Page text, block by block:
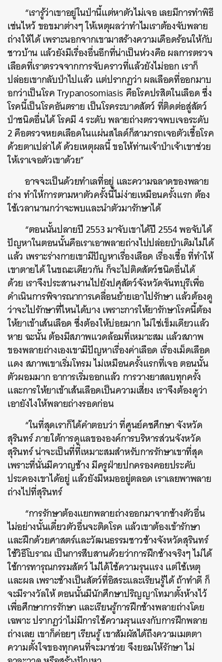
“เรารู้ว่าเขาอยู่ในป่านี้แต่หาตัวไม่เจอ เลยมีการทำพิธี
เซ่นไหว้ ขอขมาต่างๆ ให้เหตุผลว่าทำไมเราต้องจับพลาย
ถ่างให้ได้ เพราะนอกจากเขามาสร้างความเดือดร้อนให้กับ
ชาวบ้าน แล้วยังมีเรื่องอื่นอีกที่น่าเป็นห่วงคือ ผลการตรวจ
เลือดที่เราตรวจจากการจับคราวที่แล้วยังไม่ออก เราก็
ปล่อยเขากลับป่าไปแล้ว แต่ปรากฏว่า ผลเลือดที่ออกมาบ
อกว่าเป็นโรค Trypanosomiasis คือโรคปรสิตในเลือด ซึ่ง
โรคนี้เป็นโรคอันตราย เป็นโรคระบาดสัตว์ ที่ติดต่อสู่สัตว์
ป่าชนิดอื่นได้ โรคมี 4 ระดับ พลายถ่างตรวจพบเจอระดับ
2 คือตรวจหยดเลือดในแผ่นสไลด์ก็สามารถเจอตัวเชื้อโรค
ด้วยตาเปล่าได้ ด้วยเหตุผลนี้ ขอให้ท่านเจ้าป่าเจ้าเขาช่วย
ให้เราเจอตัวเขาด้วย”
อาจจะเป็นด้วยทำเลที่อยู่ และความฉลาดของพลาย
ถ่าง ทำให้การตามหาตัวครั้งนี้ไม่ง่ายเหมือนครั้งแรก ต้อง
ใช้เวลานานกว่าจะพบและนำตัวมารักษาได้
“ตอนนั้นปลายปี 2553 มาจับเขาได้ปี 2554 พอจับได้
ปัญหาในตอนนั้นคือเราเอาพลายถ่างไปปล่อยป่าเดิมไม่ได้
แล้ว เพราะร่างกายเขามีปัญหาเรื่องเลือด เรื่องเชื้อ ที่ทำให้
เขาตายได้ ในขณะเดียวกัน ก็จะไปติดสัตว์ชนิดอื่นได้
ด้วย เราจึงประสานงานไปยังปศุสัตว์จังหวัดจันทบุรีเพื่อ
ดำเนินการพิจารณาการเคลื่อนย้ายเอาไปรักษา แล้วต้องดู
ว่าจะไปรักษาที่ไหนได้บาง เพราะการให้ยารักษาโรคนี้ต้อง
ให้ยาเข้าเส้นเลือด ซึ่งต้องให้บ่อยมาก ไม่ใช่เข็มเดียวแล้ว
หาย ฉะนั้น ต้องมีสภาพแวดล้อมที่เหมาะสม แล้วสภาพ
ของพลายถ่างเองเขามีปัญหาเรื่องค่าเลือด เรื่องเม็ดเลือด
แดง สภาพเขาเริ่มโทรม ไม่เหมือนครั้งแรกที่เจอ ตอนนั้น
ตัวผอมมาก อาการเริ่มออกแล้ว การวางยาสลบทุกครั้ง
และการให้ยาเข้าเส้นเลือดเป็นความเสี่ยง เราจึงต้องดูว่า
เอายังไงให้พลายถ่างรอดก่อน
“ในที่สุดเราก็ได้คำตอบว่า ที่ศูนย์คชศึกษา จังหวัด
สุรินทร์ ภายใต้การดูแลขององค์การบริหารส่วนจังหวัด
สุรินทร์ น่าจะเป็นที่ที่เหมาะสมสำหรับการรักษาเขาที่สุด
เพราะที่นั่นมีควาญช้าง มีครูฝ่ายปกครองคอยประคับ
ประคองเขาได้อยู่ แล้วยังมีหมออยู่ตลอด เราเลยพาพลาย
ถ่างไปที่สุรินทร์
“การรักษาต้องแยกพลายถ่างออกมาจากช้างตัวอื่น
ไม่อย่างนั้นเดี๋ยวตัวอื่นจะติดโรค แล้วเขาต้องเข้ารักษา
และฝึกด้วยศาสตร์และวัฒนธรรมชาวช้างจังหวัดสุรินทร์
ใช้วิธีโบราณ เป็นการสืบสานด้วยว่าการฝึกช้างจริงๆ ไม่ได้
ใช้การทารุณกรรมสัตว์ ไม่ได้ใช้ความรุนแรง แต่ใช้เหตุ
และผล เพราะช้างเป็นสัตว์ที่อิสระและเรียนรู้ได้ ถ้าทำดี ก็
จะมีรางวัลให้ตอนนั้นมีนักศึกษาปริญญาโทมาตั้งห้างไว้
เพื่อศึกษาการรักษา และเรียนรู้การฝึกช้างพลายถ่างโดย
เฉพาะ ปรากฏว่าไม่มีการใช้ความรุนแรงกับการฝึกพลาย
ถ่างเลย เขาก็ค่อยๆ เรียนรู้ เขาสัมผัสได้ถึงความเมตตา
ความตั้งใจของทุกคนที่จะมาช่วย จึงยอมให้รักษา ไม่